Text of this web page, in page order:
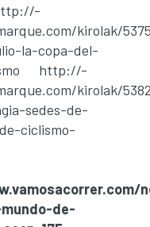
kirolak/
la-copa-del-
http://-
kirolak/
sedes-de-
ciclismo-
de-